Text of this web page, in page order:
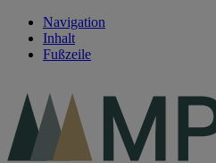
Navigation
Inhalt
Fußzeile